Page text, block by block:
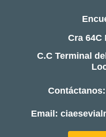
Cra 64C
C.C Terminal
Contáctanos:
Email: